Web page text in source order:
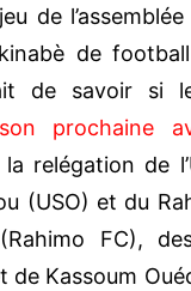
de
de
de savoir si
prochaine
relégation de
(USO) et du
FC),
de Kassoum